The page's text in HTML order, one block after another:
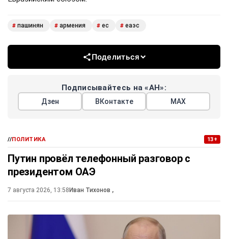
# пашинян # армения # ес # еаэс
Поделиться
Подписывайтесь на «АН»:
Дзен ВКонтакте МАХ
//ПОЛИТИКА 13+
Путин провёл телефонный разговор с
президентом ОАЭ
7 августа 2026, 13:58 Иван Тихонов ,